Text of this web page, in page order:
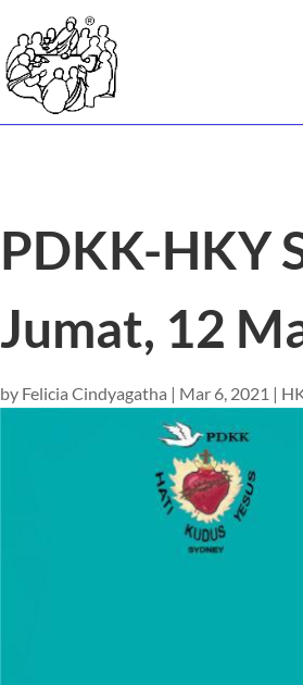
PDKK-HKY
Jumat, 12
by Felicia Cindyagatha | Mar 6, 2021 |